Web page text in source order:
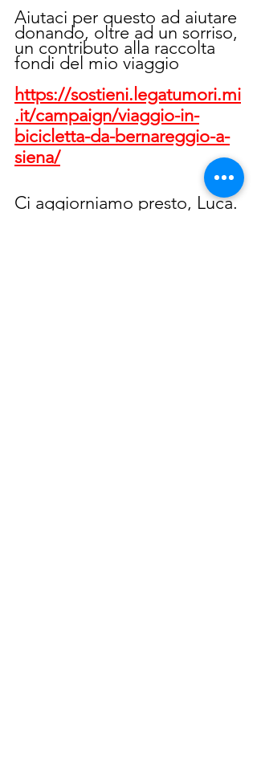
Aiutaci per questo ad aiutare
donando, oltre ad un sorriso,
un contributo alla raccolta
fondi del mio viaggio
https://sostieni.legatumori.mi
.it/campaign/viaggio-in-
bicicletta-da-bernareggio-a-
siena/
Ci aggiorniamo presto, Luca.